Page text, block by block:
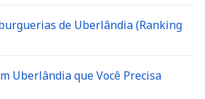
de Uberlândia (Ranking
Uberlândia que Você Precisa